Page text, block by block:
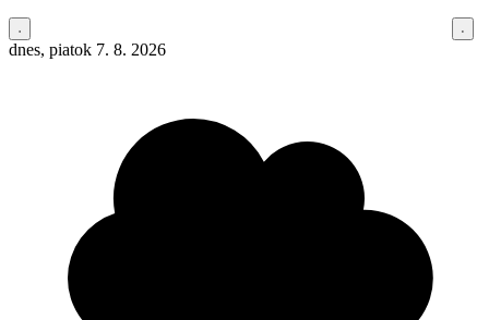
dnes, piatok 7. 8. 2026